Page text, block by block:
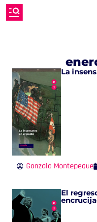
La
Gonzalo Montepeque
El